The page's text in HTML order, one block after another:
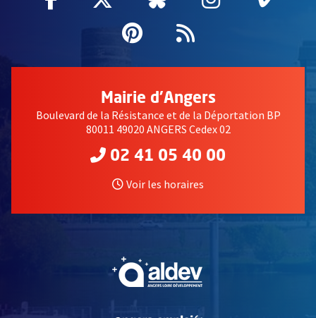
Pinterest
, Ouvre une
Flux RSS
Mairie d'Angers
Boulevard de la Résistance et de la Déportation BP
80011 49020 ANGERS Cedex 02
02 41 05 40 00
Voir les horaires